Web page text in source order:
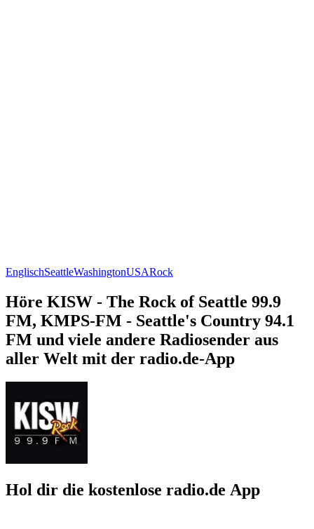
EnglischSeattleWashingtonUSARock
Höre KISW - The Rock of Seattle 99.9
FM, KMPS-FM - Seattle's Country 94.1
FM und viele andere Radiosender aus
aller Welt mit der radio.de-App
Hol dir die kostenlose radio.de App